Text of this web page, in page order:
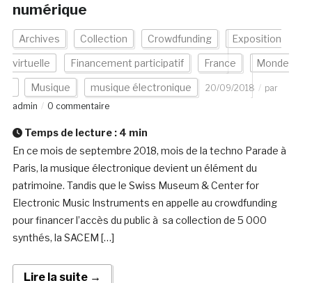
numérique
Archives Collection Crowdfunding Exposition
virtuelle Financement participatif France Monde
Musique musique électronique 20/09/2018
par
admin
0 commentaire
Temps de lecture : 4 min
En ce mois de septembre 2018, mois de la techno Parade à
Paris, la musique électronique devient un élément du
patrimoine. Tandis que le Swiss Museum & Center for
Electronic Music Instruments en appelle au crowdfunding
pour financer l’accès du public à sa collection de 5 000
synthés, la SACEM […]
Lire la suite →